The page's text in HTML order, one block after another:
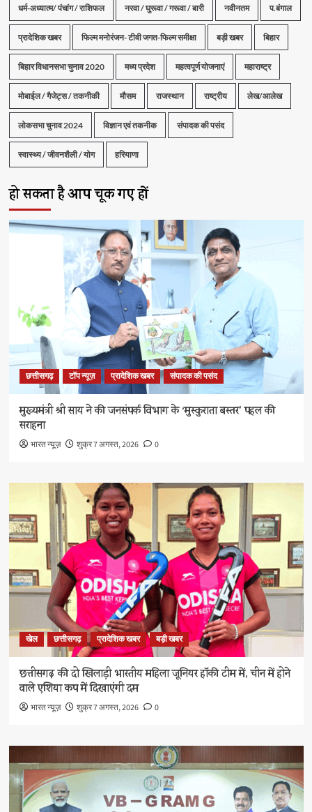
धर्म-अध्यात्म/ पंचांग / राशिफल नरवा / घुरूवा / गरूवा / बारी नवीनतम प.बंगाल
प्रादेशिक खबर फिल्म मनोरंजन- टीवी जगत-फिल्म समीक्षा बड़ी खबर बिहार
बिहार विधानसभा चुनाव 2020 मध्य प्रदेश महत्वपूर्ण योजनाएं महाराष्ट्र
मोबाईल / गैजेट्स / तकनीकी मौसम राजस्थान राष्ट्रीय लेख/आलेख
लोकसभा चुनाव 2024 विज्ञान एवं तकनीक संपादक की पसंद
स्वास्थ्य / जीवनशैली / योग हरियाणा
हो सकता है आप चूक गए हों
छत्तीसगढ़ टॉप न्यूज़ प्रादेशिक खबर संपादक की पसंद
मुख्यमंत्री श्री साय ने की जनसंपर्क विभाग के ‘मुस्कुराता बस्तर’ पहल की
सराहना
भारत न्यूज़ शुक्र 7 अगस्त, 2026 0
खेल छत्तीसगढ़ प्रादेशिक खबर बड़ी खबर
छत्तीसगढ़ की दो खिलाड़ी भारतीय महिला जूनियर हॉकी टीम में, चीन में होने
वाले एशिया कप में दिखाएंगी दम
भारत न्यूज़ शुक्र 7 अगस्त, 2026 0